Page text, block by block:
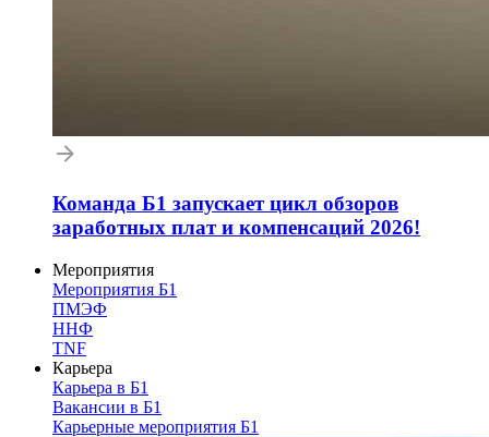
Команда Б1 запускает цикл обзоров
заработных плат и компенсаций 2026!
Мероприятия
Мероприятия Б1
ПМЭФ
ННФ
TNF
Карьера
Карьера в Б1
Вакансии в Б1
Карьерные мероприятия Б1